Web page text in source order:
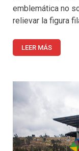
emblemática no
relievar la figura
LEER MÁS